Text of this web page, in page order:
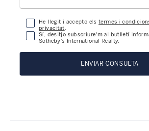
He llegit i accepto els termes i
privacitat.
Sí, desitjo subscriure'm al butlletí
Sotheby’s International Realty.
ENVIAR CONSULTA